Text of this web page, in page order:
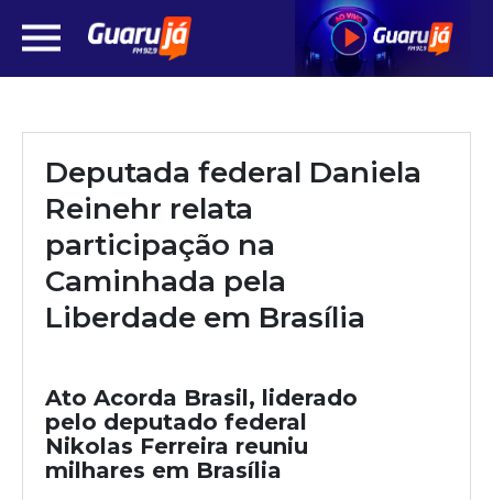
Deputada federal Daniela
Reinehr relata
participação na
Caminhada pela
Liberdade em Brasília
Ato Acorda Brasil, liderado
pelo deputado federal
Nikolas Ferreira reuniu
milhares em Brasília